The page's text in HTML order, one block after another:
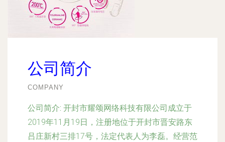
公司简介
COMPANY
公司简介: 开封市耀颂网络科技有限公司成立于
2019年11月19日，注册地位于开封市晋安路东
吕庄新村三排17号，法定代表人为李磊。经营范